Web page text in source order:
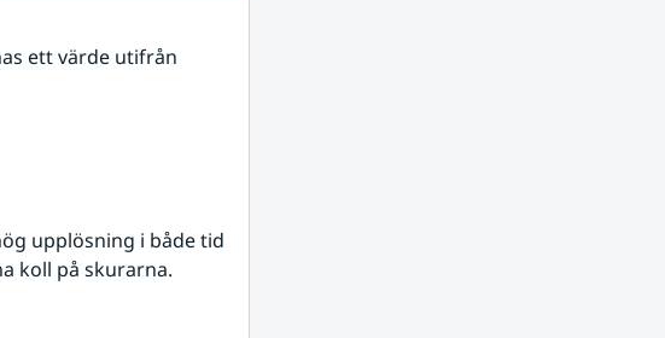
ett värde utifrån
upplösning i både tid
koll på skurarna.